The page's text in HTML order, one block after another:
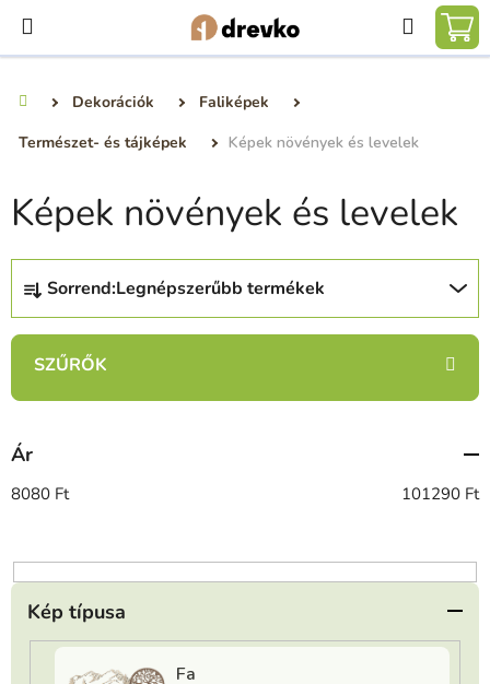
fő
Dekorációk
Faliképek
Természet- és tájképek
Képek növények és levelek
Képek növények és levelek
T
r
é
e
k
r
n
d
Sorrend:Legnépszerűbb termékek
Ár
8080 Ft 101290 Ft
Kép típusa